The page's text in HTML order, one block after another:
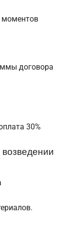
моментов
договора
30%